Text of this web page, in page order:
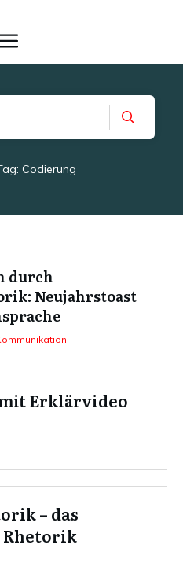
Codierung
durch
Neujahrstoast
Erklärvideo
– das
Rhetorik